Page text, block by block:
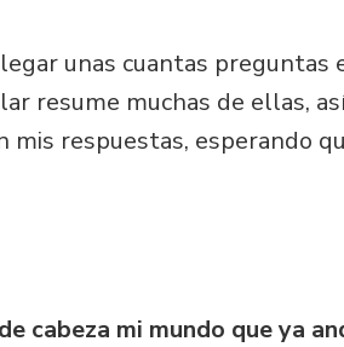
unas cuantas preguntas
resume muchas de ellas,
respuestas, esperando
cabeza mi mundo que ya